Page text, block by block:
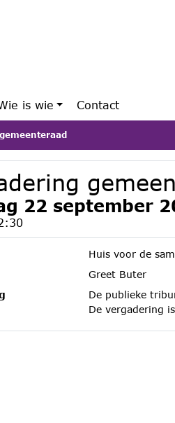
is wie Contact
22 september
Huis voor de
Greet Buter
De publieke
De vergadering